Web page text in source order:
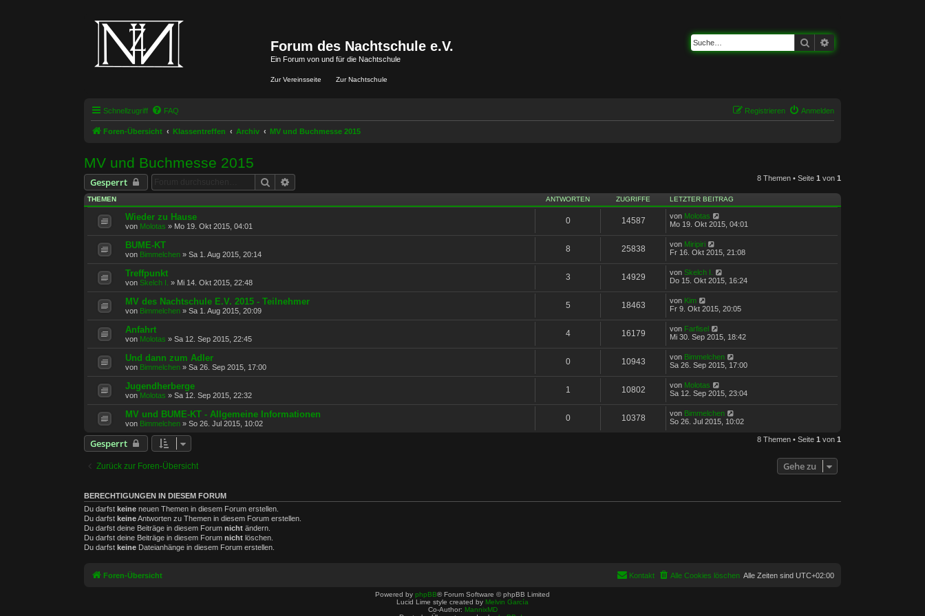
Forum des Nachtschule e.V.
Ein Forum von und für die Nachtschule
Zur Vereinsseite Zur Nachtschule
Suche
Schnellzugriff FAQ Anmelden
Registrieren
Foren-Übersicht Klassentreffen Archiv MV und Buchmesse 2015
MV und Buchmesse 2015
Gesperrt Suche 8 Themen • Seite 1 von 1
THEMEN ANTWORTEN ZUGRIFFE LETZTER BEITRAG
Wieder zu Hause
von Molotas » Mo 19. Okt 2015, 04:01
0 14587 von Molotas
Mo 19. Okt 2015, 04:01
BUME-KT
von Bimmelchen » Sa 1. Aug 2015, 20:14
8 25838 von Miripiri
Fr 16. Okt 2015, 21:08
Treffpunkt
von Skelch I. » Mi 14. Okt 2015, 22:48
3 14929 von Skelch I.
Do 15. Okt 2015, 16:24
MV des Nachtschule E.V. 2015 - Teilnehmer
von Bimmelchen » Sa 1. Aug 2015, 20:09
5 18463 von Kim
Fr 9. Okt 2015, 20:05
Anfahrt
von Molotas » Sa 12. Sep 2015, 22:45
4 16179 von Farfisel
Mi 30. Sep 2015, 18:42
Und dann zum Adler
von Bimmelchen » Sa 26. Sep 2015, 17:00
0 10943 von Bimmelchen
Sa 26. Sep 2015, 17:00
Jugendherberge
von Molotas » Sa 12. Sep 2015, 22:32
1 10802 von Molotas
Sa 12. Sep 2015, 23:04
MV und BUME-KT - Allgemeine Informationen
von Bimmelchen » So 26. Jul 2015, 10:02
0 10378 von Bimmelchen
So 26. Jul 2015, 10:02
Gesperrt 8 Themen • Seite 1 von 1
Zurück zur Foren-Übersicht Gehe zu
BERECHTIGUNGEN IN DIESEM FORUM
Du darfst keine neuen Themen in diesem Forum erstellen.
Du darfst keineAntworten zu Themen in diesem Forum erstellen.
Du darfst deine Beiträge in diesem Forum nicht ändern.
Du darfst deine Beiträge in diesem Forum nicht löschen.
Du darfst keine Dateianhänge in diesem Forum erstellen.
Foren-Übersicht Alle Zeiten sind UTC+02:00
Alle Cookies löschen
Kontakt
Powered by phpBB® Forum Software © phpBB Limited
Lucid Lime style created by Melvin García
Co-Author: MannixMD